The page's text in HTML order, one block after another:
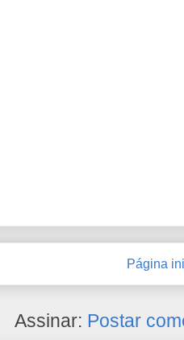
Página
Assinar: Postar